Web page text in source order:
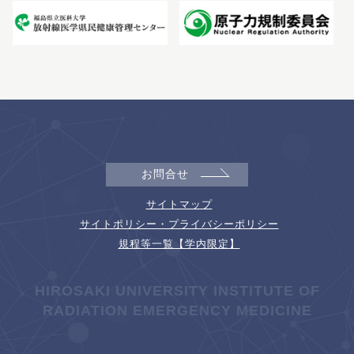
お問合せ
サイトマップ
サイトポリシー・プライバシーポリシー
規程等一覧【学内限定】
HIROSAKI UNIVERSITY INSTITUTE OF
RADIATION EMERGENCY MEDICINE